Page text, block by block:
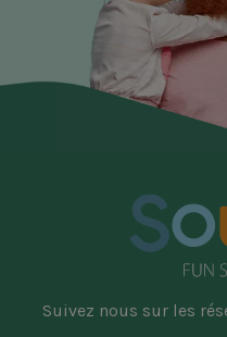
Suivez nous sur les